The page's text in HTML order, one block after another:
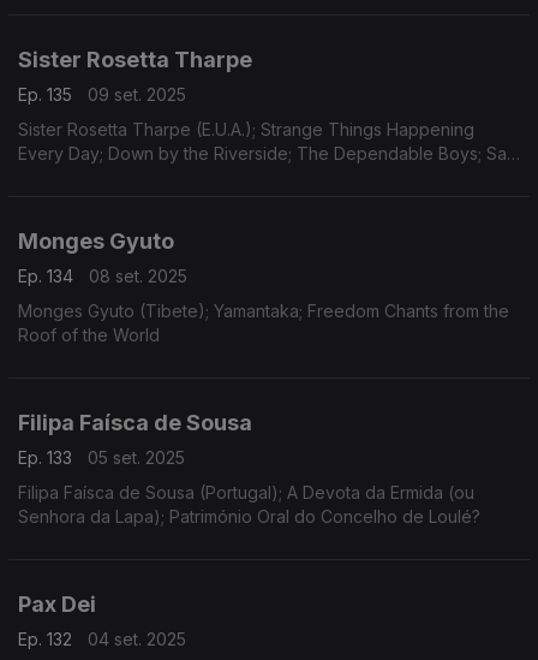
Sister Rosetta Tharpe
Ep. 135
09 set. 2025
Sister Rosetta Tharpe (E.U.A.); Strange Things Happening
Every Day; Down by the Riverside; The Dependable Boys; Sam
Monges Gyuto
Ep. 134
08 set. 2025
Monges Gyuto (Tibete); Yamantaka; Freedom Chants from the
Roof of the World
Filipa Faísca de Sousa
Ep. 133
05 set. 2025
Filipa Faísca de Sousa (Portugal); A Devota da Ermida (ou
Senhora da Lapa); Património Oral do Concelho de Loulé?
Pax Dei
Ep. 132
04 set. 2025